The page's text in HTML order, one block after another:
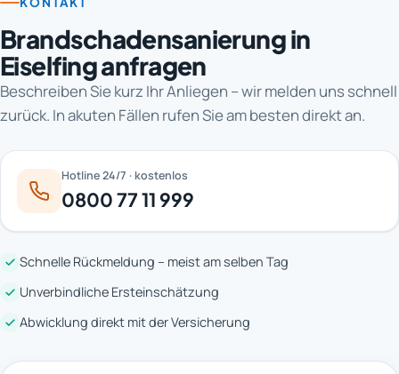
Brandschadensanierung in
Eiselfing anfragen
Beschreiben Sie kurz Ihr Anliegen – wir melden uns schnell
zurück. In akuten Fällen rufen Sie am besten direkt an.
Hotline 24/7 · kostenlos
0800 77 11 999
Schnelle Rückmeldung – meist am selben Tag
Unverbindliche Ersteinschätzung
Abwicklung direkt mit der Versicherung